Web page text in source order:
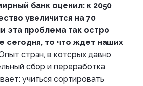
банк оценил: к 2050
увеличится на 70
эта проблема так остро
сегодня, то что ждет наших
стран, в которых давно
сбор и переработка
учиться сортировать